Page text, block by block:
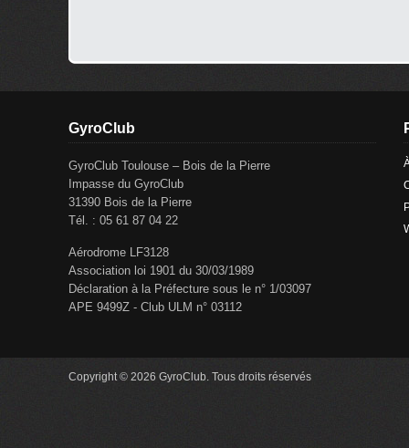
GyroClub
GyroClub Toulouse – Bois de la Pierre
Impasse du GyroClub
31390 Bois de la Pierre
Tél. : 05 61 87 04 22
Aérodrome LF3128
Association loi 1901 du 30/03/1989
Déclaration à la Préfecture sous le n° 1/03097
APE 9499Z - Club ULM n° 03112
Copyright © 2026 GyroClub. Tous droits réservés